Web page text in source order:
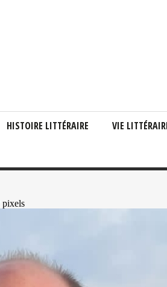
HISTOIRE LITTÉRAIRE VIE
pixels